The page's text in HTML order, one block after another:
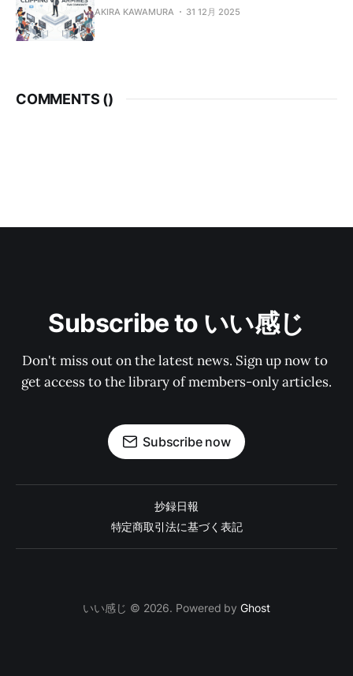
AKIRA KAWAMURA 31 12月 2025
COMMENTS ()
Subscribe to いい感じ
Don't miss out on the latest news. Sign up now to
get access to the library of members-only articles.
Subscribe now
抄録日報
特定商取引法に基づく表記
いい感じ © 2026. Powered byGhost